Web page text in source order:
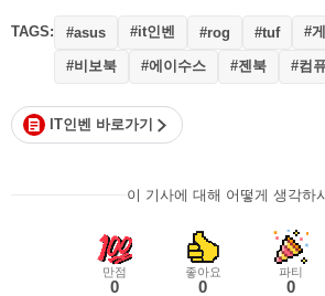
TAGS: #asus #it인벤 #rog #tuf #
#비보북 #에이수스 #젠북 #컴
IT인벤 바로가기
이 기사에 대해 어떻게 생각하
만점
0
좋아요
0
파티
0